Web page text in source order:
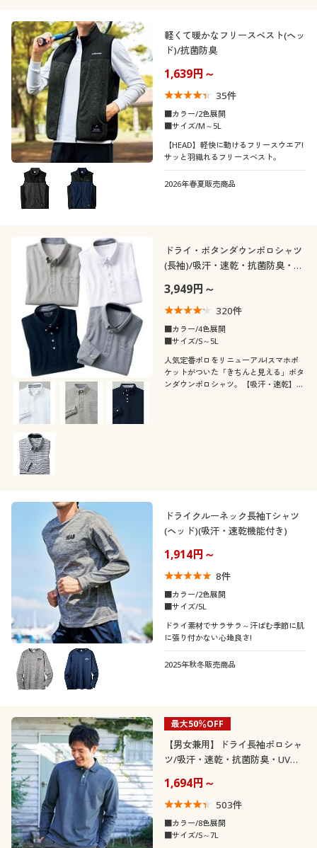
軽くて暖かなフリースベスト(ヘッ
ド)/抗菌防臭
1,639円～
35件
■カラー/2色展開
■サイズ/M～5L
【HEAD】軽快に動けるフリースウエア!
サッと羽織れるフリースベスト。
2026年春夏販売商品
ドライ・ボタンダウンポロシャツ
(長袖)/吸汗・速乾・抗菌防臭・
3,949円～
320件
■カラー/4色展開
■サイズ/S～5L
人気定番ポロをリニューアル!スマホポ
ケットがついた「きちんと見える」ボタ
ンダウンポロシャツ。【吸汗・速乾】
ドライクルーネック長袖Tシャツ
(ヘッド)(吸汗・速乾機能付き)
1,914円～
8件
■カラー/2色展開
■サイズ/5L
ドライ素材でサラサラ～汗ばむ季節に肌
に張り付かない心地良さ!
2025年秋冬販売商品
最大50％OFF
【男女兼用】ドライ長袖ポロシャ
ツ/吸汗・速乾・抗菌防臭・UVカ
1,694円～
503件
■カラー/8色展開
■サイズ/S～7L